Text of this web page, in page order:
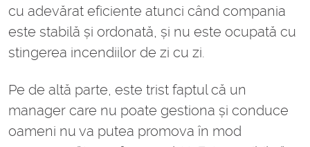
cu adevărat eficiente atunci când compania
este stabilă și ordonată, și nu este ocupată cu
stingerea incendiilor de zi cu zi.
Pe de altă parte, este trist faptul că un
manager care nu poate gestiona și conduce
oameni nu va putea promova în mod